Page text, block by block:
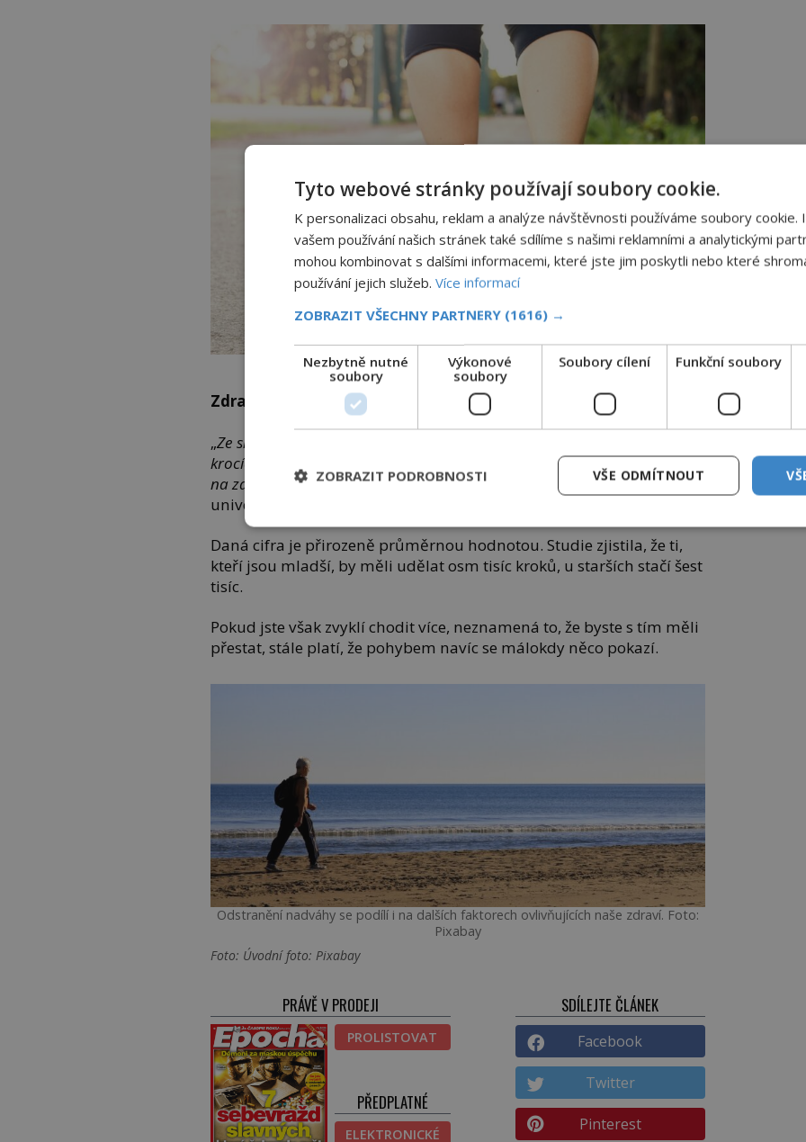
Pravidelná chůze je nejpřirozenější cesta k hubnutí. Foto: Pixabay
Zdravá chůze
„Ze srovnání vyplývá, že šance na zdravý život stoupají už po 6000
krocích denně. Kroky nad tento limit už podle metastudie významný vliv
na zdraví nemají,“uvedla Amanda E. Paluch, Ph.D., ze zmíněné
univerzity.
Daná cifra je přirozeně průměrnou hodnotou. Studie zjistila, že ti,
kteří jsou mladší, by měli udělat osm tisíc kroků, u starších stačí šest
tisíc.
Pokud jste však zvyklí chodit více, neznamená to, že byste s tím měli
přestat, stále platí, že pohybem navíc se málokdy něco pokazí.
Odstranění nadváhy se podílí i na dalších faktorech ovlivňujících naše zdraví. Foto:
Pixabay
Foto: Úvodní foto: Pixabay
PRÁVĚ V PRODEJI
PROLISTOVAT
PŘEDPLATNÉ
ELEKTRONICKÉ
SDÍLEJTE ČLÁNEK
Facebook
Twitter
Pinterest
Tyto webové stránky používají soubory cookie.
K personalizaci obsahu, reklam a analýze návštěvnosti používáme soubory cookie.
vašem používání našich stránek také sdílíme s našimi reklamními a analytickými
mohou kombinovat s dalšími informacemi, které jste jim poskytli nebo které
používání jejich služeb. Více informací
ZOBRAZIT VŠECHNY PARTNERY (1616) →
Nezbytně nutné
soubory
Výkonové
soubory
Soubory cílení Funkční soubory
VŠE ODMÍTNOUT
ZOBRAZIT PODROBNOSTI